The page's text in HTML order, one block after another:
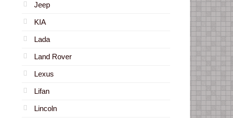
Jeep
KIA
Lada
Land Rover
Lexus
Lifan
Lincoln